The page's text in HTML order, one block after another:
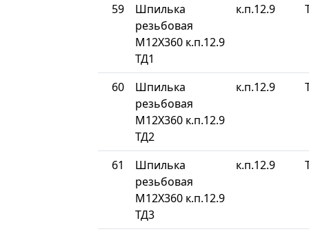
59
Шпилька
резьбовая
М12Х360 к.п.12.9
ТД1
к.п.12.9
60
Шпилька
резьбовая
М12Х360 к.п.12.9
ТД2
к.п.12.9
61
Шпилька
резьбовая
М12Х360 к.п.12.9
ТД3
к.п.12.9